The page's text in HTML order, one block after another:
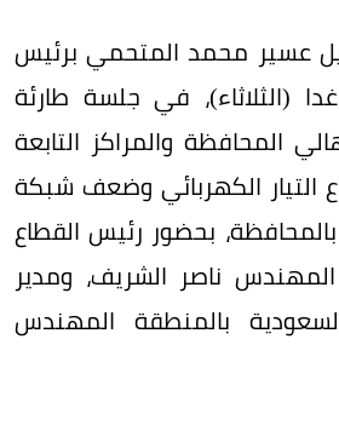
عسير محمد المتحمي برئيس
(الثلاثاء)، في جلسة طارئة
المحافظة والمراكز التابعة
التيار الكهربائي وضعف شبكة
بالمحافظة، بحضور رئيس القطاع
المهندس ناصر الشريف، ومدير
بالمنطقة المهندس